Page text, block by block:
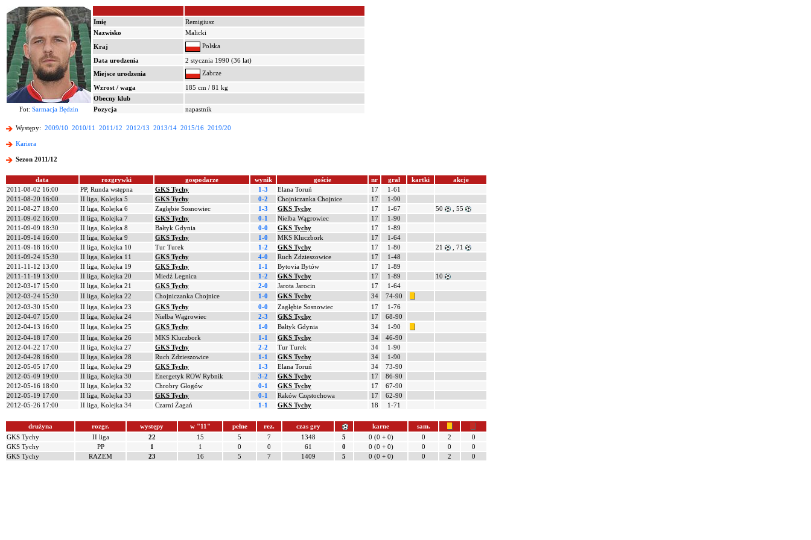
Imię
Remigiusz
Nazwisko
Malicki
Kraj
Polska
Data urodzenia
2 stycznia 1990 (36 lat)
Miejsce urodzenia
Zabrze
Wzrost / waga
185 cm / 81 kg
Obecny klub
Fot: Sarmacja Będzin Pozycja napastnik
Występy: 2009/10 2010/11 2011/12 2012/13 2013/14 2015/16 2019/20
Kariera
Sezon 2011/12
data rozgrywki gospodarze wynik goście nr grał kartki
akcje
2011-08-02 16:00
PP, Runda wstępna GKS Tychy 1-3 Elana Toruń 17
1-61
2011-08-20 16:00
II liga, Kolejka 5 GKS Tychy 0-2 Chojniczanka Chojnice 17
1-90
2011-08-27 18:00
II liga, Kolejka 6 Zagłębie Sosnowiec 1-3 GKS Tychy 17 1-67 50
, 55
2011-09-02 16:00
II liga, Kolejka 7 GKS Tychy 0-1 Nielba Wągrowiec 17
1-90
2011-09-09 18:30
II liga, Kolejka 8 Bałtyk Gdynia 0-0 GKS Tychy 17
1-89
2011-09-14 16:00
II liga, Kolejka 9 GKS Tychy 1-0 MKS Kluczbork 17
1-64
2011-09-18 16:00
II liga, Kolejka 10 Tur Turek 1-2 GKS Tychy 17 1-80 21
, 71
2011-09-24 15:30
II liga, Kolejka 11 GKS Tychy 4-0 Ruch Zdzieszowice 17
1-48
2011-11-12 13:00
II liga, Kolejka 19 GKS Tychy 1-1 Bytovia Bytów 17
1-89
2011-11-19 13:00
II liga, Kolejka 20 Miedź Legnica 1-2 GKS Tychy 17 1-89
10
2012-03-17 15:00
II liga, Kolejka 21 GKS Tychy 2-0 Jarota Jarocin 17
1-64
2012-03-24 15:30
II liga, Kolejka 22 Chojniczanka Chojnice 1-0 GKS Tychy 34
74-90
2012-03-30 15:00
II liga, Kolejka 23 GKS Tychy 0-0 Zagłębie Sosnowiec 17
1-76
2012-04-07 15:00
II liga, Kolejka 24 Nielba Wągrowiec 2-3 GKS Tychy 17
68-90
2012-04-13 16:00
II liga, Kolejka 25 GKS Tychy 1-0 Bałtyk Gdynia 34
1-90
2012-04-18 17:00
II liga, Kolejka 26 MKS Kluczbork 1-1 GKS Tychy 34
46-90
2012-04-22 17:00
II liga, Kolejka 27 GKS Tychy 2-2 Tur Turek 34
1-90
2012-04-28 16:00
II liga, Kolejka 28 Ruch Zdzieszowice 1-1 GKS Tychy 34
1-90
2012-05-05 17:00
II liga, Kolejka 29 GKS Tychy 1-3 Elana Toruń 34
73-90
2012-05-09 19:00
II liga, Kolejka 30 Energetyk ROW Rybnik 3-2 GKS Tychy 17
86-90
2012-05-16 18:00
II liga, Kolejka 32 Chrobry Głogów 0-1 GKS Tychy 17
67-90
2012-05-19 17:00
II liga, Kolejka 33 GKS Tychy 0-1 Raków Częstochowa 17
62-90
2012-05-26 17:00
II liga, Kolejka 34 Czarni Żagań 1-1 GKS Tychy 18 1-71
drużyna rozgr. występy w "11" pełne rez. czas gry karne
sam.
GKS Tychy
II liga 22 15 5 7 1348 5 0 (0 + 0) 0 2
0
GKS Tychy
PP 1 1 0 0 61 0 0 (0 + 0) 0 0
0
GKS Tychy
RAZEM 23 16 5 7 1409 5 0 (0 + 0) 0 2 0